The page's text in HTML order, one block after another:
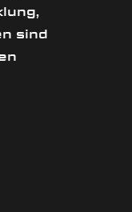
sind